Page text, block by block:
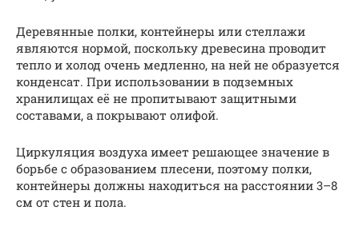
Деревянные полки, контейнеры или стеллажи
являются нормой, поскольку древесина проводит
тепло и холод очень медленно, на ней не образуется
конденсат. При использовании в подземных
хранилищах её не пропитывают защитными
составами, а покрывают олифой.
Циркуляция воздуха имеет решающее значение в
борьбе с образованием плесени, поэтому полки,
контейнеры должны находиться на расстоянии 3–8
см от стен и пола.